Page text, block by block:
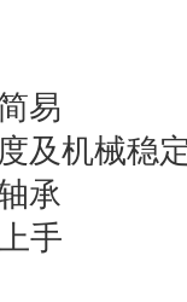
易
及机械稳
承
手